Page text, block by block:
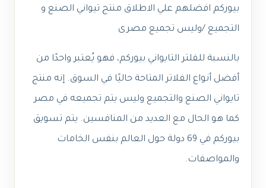
بيوركم افضلهم علي الاطلاق منتج تيواني الصنع و
التجميع /وليس تجميع مصرى
بالنسبة للفلتر التايواني بيوركم، فهو يُعتبر واحدًا من
أفضل أنواع الفلاتر المتاحة حاليًا في السوق. إنه منتج
تايواني الصنع والتجميع وليس يتم تجميعه في مصر
كما هو الحال مع العديد من المنافسين. يتم تسويق
بيوركم في 69 دولة حول العالم بنفس الخامات
والمواصفات.